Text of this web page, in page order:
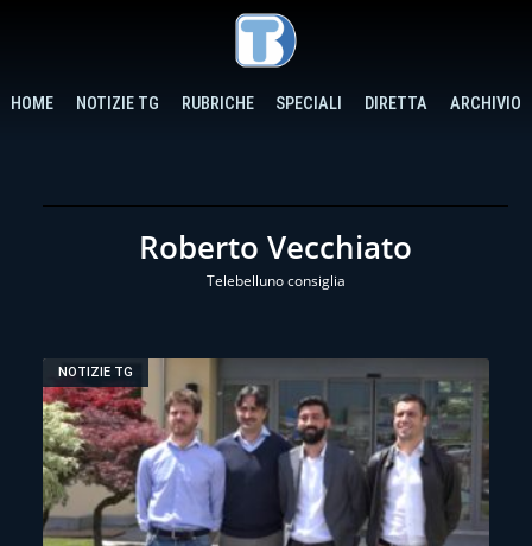
HOME NOTIZIE TG RUBRICHE SPECIALI DIRETTA ARCHIVIO
Roberto Vecchiato
Telebelluno consiglia
NOTIZIE TG